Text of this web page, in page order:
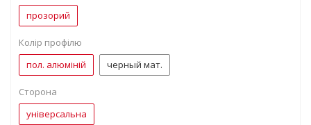
прозорий
Колір профілю
пол. алюміній
черный мат.
Сторона
універсальна